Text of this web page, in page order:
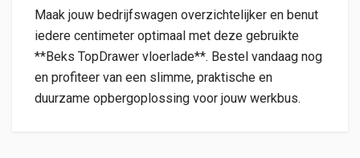
Maak jouw bedrijfswagen overzichtelijker en benut
iedere centimeter optimaal met deze gebruikte
**Beks TopDrawer vloerlade**. Bestel vandaag nog
en profiteer van een slimme, praktische en
duurzame opbergoplossing voor jouw werkbus.